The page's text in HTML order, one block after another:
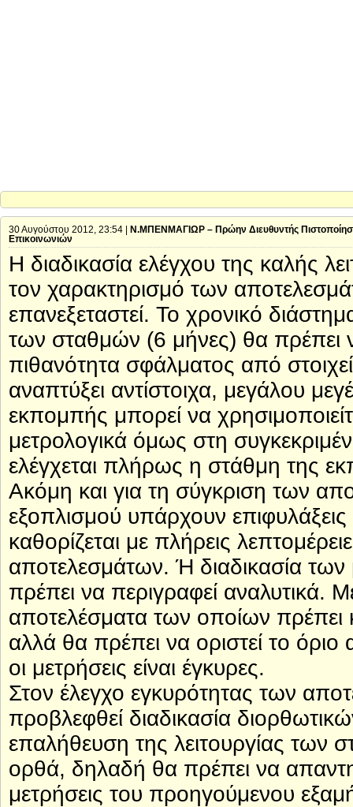
30 Αυγούστου 2012, 23:54 |
Ν.ΜΠΕΝΜΑΓΙΩΡ – Πρώην Διευθυντής
Επικοινωνιών
Η διαδικασία ελέγχου της καλής
τον χαρακτηρισμό των
επανεξεταστεί. Το χρονικό
των σταθμών (6 μήνες) θα πρέπει
πιθανότητα σφάλματος από
αναπτύξει αντίστοιχα, μεγάλου
εκπομπής μπορεί να
μετρολογικά όμως στη
ελέγχεται πλήρως η στάθμη της
Ακόμη και για τη σύγκριση των
εξοπλισμού υπάρχουν
καθορίζεται με πλήρεις
αποτελεσμάτων. Ή διαδικασία
πρέπει να περιγραφεί αναλυτικά.
αποτελέσματα των οποίων
αλλά θα πρέπει να οριστεί το
οι μετρήσεις είναι έγκυρες.
Στον έλεγχο εγκυρότητας των
προβλεφθεί διαδικασία
επαλήθευση της λειτουργίας των
ορθά, δηλαδή θα πρέπει να
μετρήσεις του προηγούμενου